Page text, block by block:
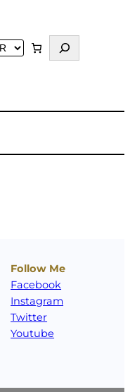
u
Follow Me
Facebook
Instagram
Twitter
Youtube